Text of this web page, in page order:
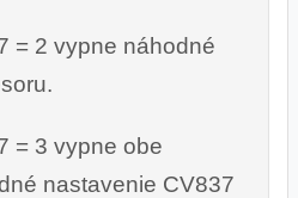
= 2 vypne náhodné
= 3 vypne obe
nastavenie CV837